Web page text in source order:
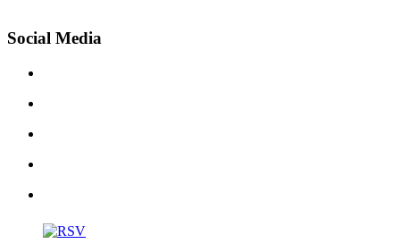
Social Media